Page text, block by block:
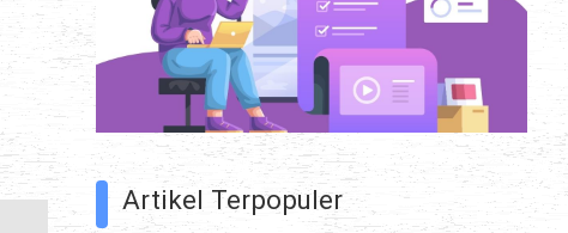
Artikel Terpopuler